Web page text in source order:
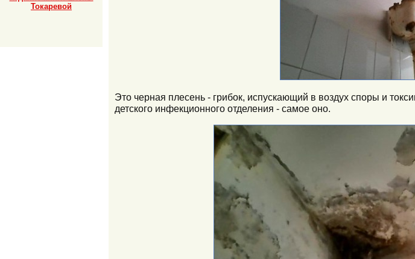
Это черная плесень - грибок, испускающий в воздух споры и
детского инфекционного отделения - самое оно.
Токаревой